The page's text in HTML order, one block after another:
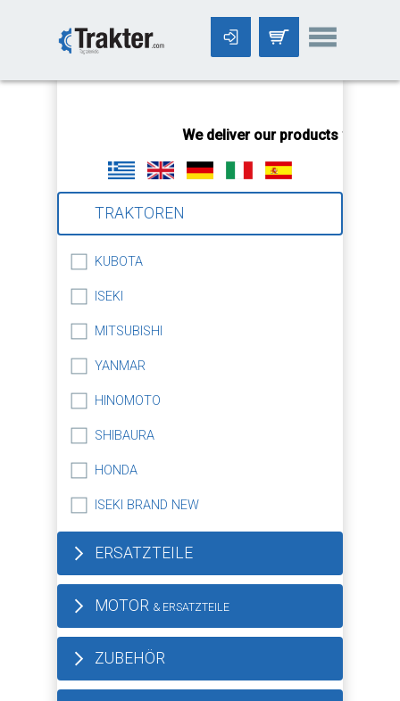
We deliver our products
TRAKTOREN
KUBOTA
ISEKI
MITSUBISHI
YANMAR
HINOMOTO
SHIBAURA
HONDA
ISEKI BRAND NEW
ERSATZTEILE
MOTOR & ERSATZTEILE
ZUBEHÖR